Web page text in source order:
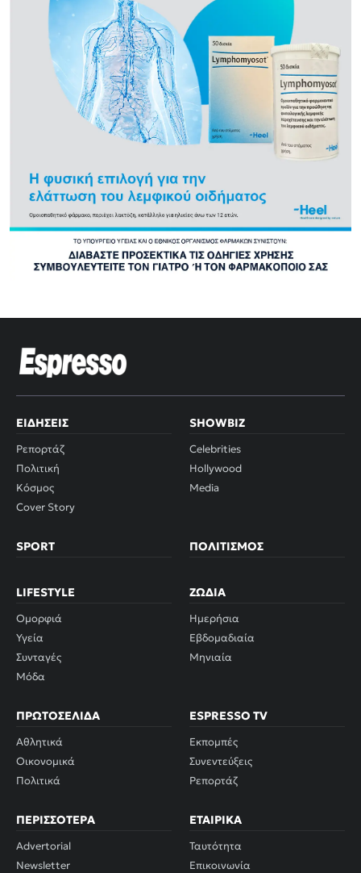
ΕΙΔΉΣΕΙΣ
Ρεπορτάζ
Πολιτική
Κόσμος
Cover Story
SHOWBIZ
Celebrities
Hollywood
Media
SPORT ΠΟΛΙΤΙΣΜΌΣ
LIFESTYLE
Ομορφιά
Υγεία
Συνταγές
Μόδα
ΖΏΔΙΑ
Ημερήσια
Εβδομαδιαία
Μηνιαία
ΠΡΩΤΟΣΈΛΙΔΑ
Αθλητικά
Οικονομικά
Πολιτικά
ESPRESSO TV
Εκπομπές
Συνεντεύξεις
Ρεπορτάζ
ΠΕΡΙΣΣΌΤΕΡΑ
Advertorial
Newsletter
ΕΤΑΙΡΙΚΆ
Ταυτότητα
Επικοινωνία